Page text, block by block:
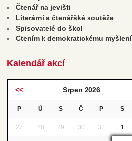
Čtenář na jevišti
Literární a čtenářšké soutěže
Spisovatelé do škol
Čtením k demokratickému myšlení
Kalendář akcí
<< Srpen 2026
P Ú S Č P S
27 28 29 30 31 1